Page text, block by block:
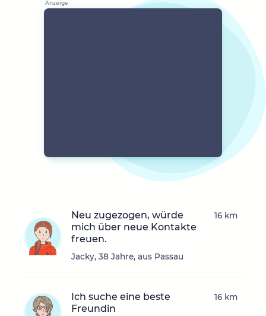
Neu zugezogen, würde
mich über neue Kontakte
freuen.
Jacky, 38 Jahre, aus Passau
16 km
Ich suche eine beste
Freundin
16 km